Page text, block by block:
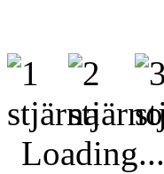
Loading...